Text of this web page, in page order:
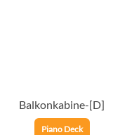
Balkonkabine-[D]
Piano Deck